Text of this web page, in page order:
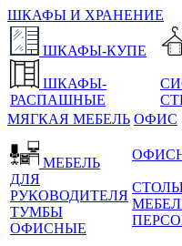
ШКАФЫ И ХРАНЕНИЕ
ШКАФЫ-КУПЕ
ШКАФЫ-
РАСПАШНЫЕ
МЯГКАЯ МЕБЕЛЬ ОФИС
МЕБЕЛЬ
ДЛЯ
РУКОВОДИТЕЛЯ
ТУМБЫ
ОФИСНЫЕ